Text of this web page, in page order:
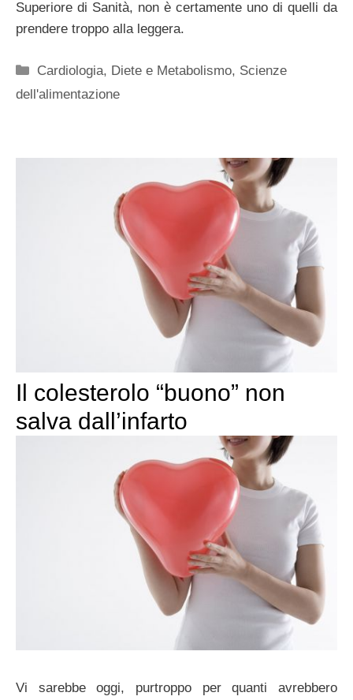
Superiore di Sanità, non è certamente uno di quelli da
prendere troppo alla leggera.
Categorie
Cardiologia, Diete e Metabolismo, Scienze
dell'alimentazione
Il colesterolo “buono” non
salva dall’infarto
Vi sarebbe oggi, purtroppo per quanti avrebbero